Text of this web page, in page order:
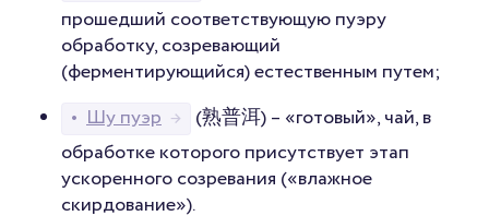
прошедший соответствующую пуэру
обработку, созревающий
(ферментирующийся) естественным путем;
• Шу пуэр →
(熟普洱) – «готовый», чай, в
обработке которого присутствует этап
ускоренного созревания («влажное
скирдование»).